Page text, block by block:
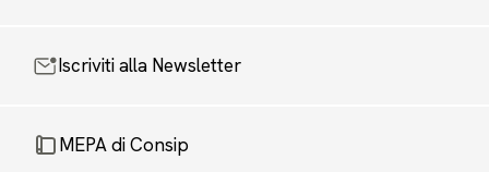
Iscriviti alla Newsletter
MEPA di Consip